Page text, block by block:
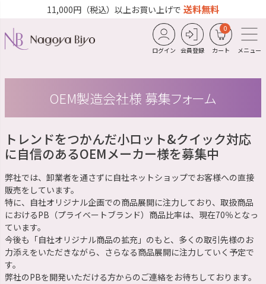
11,000円（税込）以上お買い上げで 送料無料
ログイン 会員登録 カート
0
メニュー
OEM製造会社様 募集フォーム
トレンドをつかんだ小ロット&クイック対応
に自信のあるOEMメーカー様を募集中
弊社では、卸業者を通さずに自社ネットショップでお客様への直接
販売をしています。
特に、自社オリジナル企画での商品展開に注力しており、取扱商品
におけるPB（プライベートブランド）商品比率は、現在70％となっ
ています。
今後も「自社オリジナル商品の拡充」のもと、多くの取引先様のお
力添えをいただきながら、さらなる商品展開に注力していく予定で
す。
弊社のPBを開発いただける方からのご連絡をお待ちしております。